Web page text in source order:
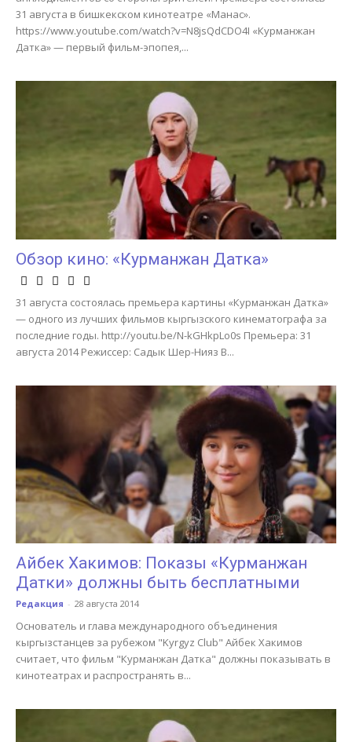
31 августа в бишкекском кинотеатре «Манас».
https://www.youtube.com/watch?v=N8jsQdCDO4I «Курманжан
Датка» — первый фильм-эпопея,...
Обзор кино: «Курманжан Датка»
31 августа состоялась премьера картины «Курманжан Датка»
— одного из лучших фильмов кыргызского кинематографа за
последние годы. http://youtu.be/N-kGHkpLo0s Премьера: 31
августа 2014 Режиссер: Садык Шер-Нияз В...
Айбек Хакимов: Показы «Курманжан
Датки» должны быть бесплатными
Редакция - 28 августа 2014
Основатель и глава международного объединения
кыргызстанцев за рубежом "Kyrgyz Club" Айбек Хакимов
считает, что фильм "Курманжан Датка" должны показывать в
кинотеатрах и распространять в...